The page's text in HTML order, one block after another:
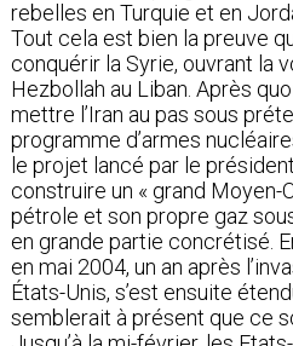
rebelles en Turquie et en
Tout cela est bien la preuve
conquérir la Syrie, ouvrant la
Hezbollah au Liban. Après
mettre l’Iran au pas sous
programme d’armes
le projet lancé par le
construire un « grand Moyen-
pétrole et son propre gaz
en grande partie concrétisé.
en mai 2004, un an après
États-Unis, s’est ensuite
semblerait à présent que ce